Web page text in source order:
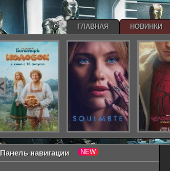
Панель навигации
ГЛАВНАЯ НОВИНКИ